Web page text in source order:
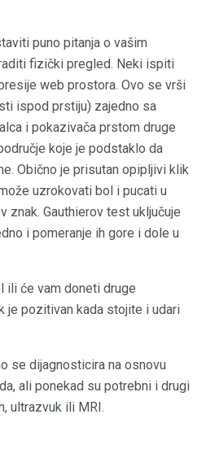
puno pitanja o vašim
fizički pregled. Neki ispiti
web prostora. Ovo se vrši
ispod prstiju) zajedno sa
i pokazivača prstom druge
koje je podstaklo da
Obično je prisutan opipljivi klik
uzrokovati bol i pucati u
znak. Gauthierov test uključuje
i pomeranje ih gore i dole u
ili će vam doneti druge
je pozitivan kada stojite i udari
se dijagnosticira na osnovu
ali ponekad su potrebni i drugi
ultrazvuk ili MRI.